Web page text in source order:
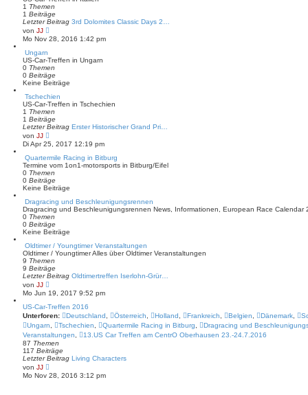
1 Themen
1 Beiträge
Letzter Beitrag 3rd Dolomites Classic Days 2…
von JJ
e
u
s
t
e
r
e
i
t
r
a
Mo Nov 28, 2016 1:42 pm
Ungarn
US-Car-Treffen in Ungarn
0 Themen
0 Beiträge
Keine Beiträge
Tschechien
US-Car-Treffen in Tschechien
1 Themen
1 Beiträge
Letzter Beitrag Erster Historischer Grand Pri…
von JJ
e
u
e
s
t
e
r
e
i
t
r
a
Di Apr 25, 2017 12:19 pm
Quartermile Racing in Bitburg
Termine vom 1on1-motorsports in Bitburg/Eifel
0 Themen
0 Beiträge
Keine Beiträge
Dragracing und Beschleunigungsrennen
Dragracing und Beschleunigungsrennen News, Informationen, European Race Calendar
0 Themen
0 Beiträge
Keine Beiträge
Oldtimer / Youngtimer Veranstaltungen
Oldtimer / Youngtimer Alles über Oldtimer Veranstaltungen
9 Themen
9 Beiträge
Letzter Beitrag Oldtimertreffen Iserlohn-Grür…
von JJ
e
u
e
t
e
r
B
e
i
r
Mo Jun 19, 2017 9:52 pm
US-Car-Treffen 2016
Unterforen:
Deutschland Österreich Holland Frankreich Belgien Dänemark
Ungarn
Tschechien Quartermile Racing in Bitburg
Dragracing und
Veranstaltungen
13.US Car Treffen am CentrO Oberhausen 23.-24.7.2016
87 Themen
117 Beiträge
Letzter Beitrag Living Characters
von JJ
e
u
Mo Nov 28, 2016 3:12 pm